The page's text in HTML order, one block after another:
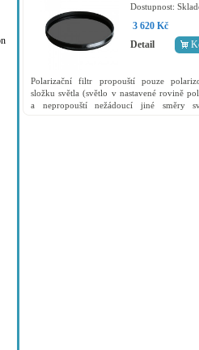
Dostupnost:
3 620 Kč
Detail
Polarizační filtr propouští pouze
složku světla (světlo v nastavené rovině
a nepropouští nežádoucí jiné směry